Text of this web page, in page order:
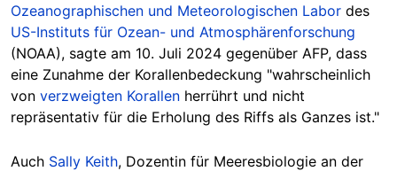
Ozeanographischen und Meteorologischen Labor des
US-Instituts für Ozean- und Atmosphärenforschung
(NOAA), sagte am 10. Juli 2024 gegenüber AFP, dass
eine Zunahme der Korallenbedeckung "wahrscheinlich
von verzweigten Korallen herrührt und nicht
repräsentativ für die Erholung des Riffs als Ganzes ist."
Auch Sally Keith, Dozentin für Meeresbiologie an der